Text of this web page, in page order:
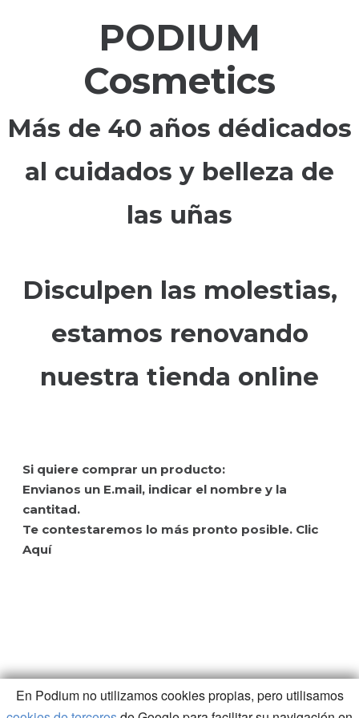
PODIUM
Cosmetics
Más de 40 años dédicados
al cuidados y belleza de
las uñas
Disculpen las molestias,
estamos renovando
nuestra tienda online
Si quiere comprar un producto:
Envianos un E.mail, indicar el nombre y la
cantitad.
Te contestaremos lo más pronto posible. Clic
Aquí
En Podium no utilizamos cookies propias, pero utilisamos